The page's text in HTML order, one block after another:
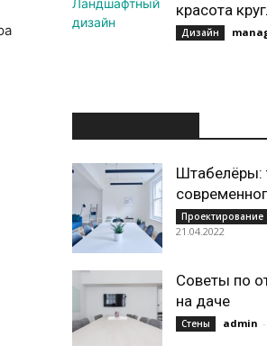
красота
Дизайн
Штабелёры:
Проектирование
21.04.2022
Советы по
на даче
Стены admin -